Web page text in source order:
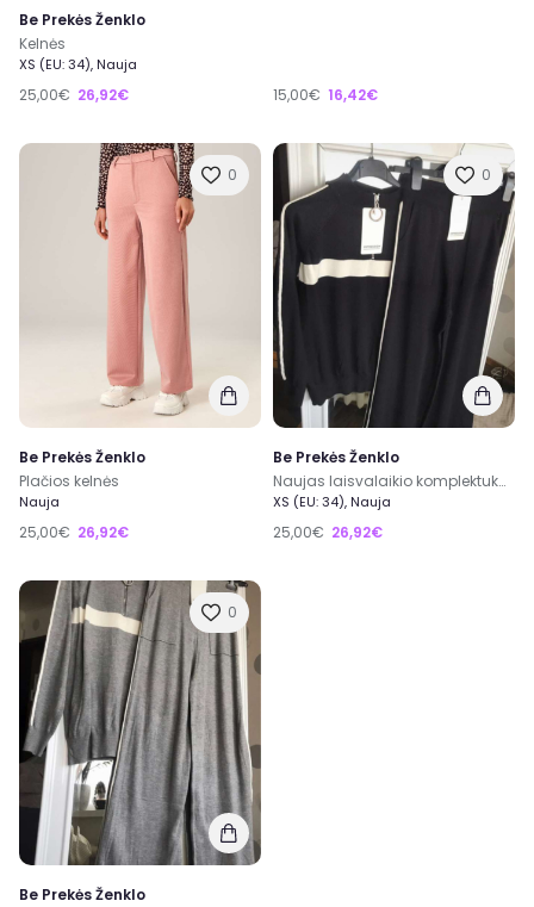
Be Prekės Ženklo
Kelnės
XS (EU: 34), Nauja
25,00€ 26,92€ 15,00€ 16,42€
0
Be Prekės Ženklo
Plačios kelnės
Nauja
25,00€ 26,92€
0
Be Prekės Ženklo
Naujas laisvalaikio komplektukas
XS (EU: 34), Nauja
25,00€ 26,92€
0
Be Prekės Ženklo